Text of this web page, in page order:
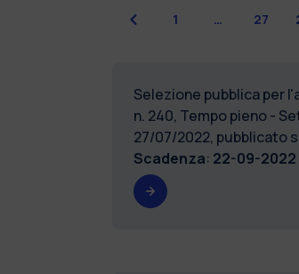
Precedente
1 … 27
Selezione pubblica per
n. 240, Tempo pieno -
27/07/2022, pubblicato
Scadenza: 22-09-2022